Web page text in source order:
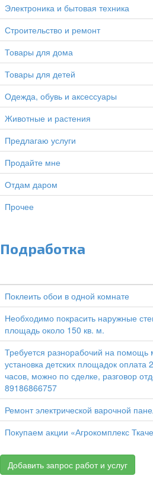
Электроника и бытовая техника
Строительство и ремонт
Товары для дома
Товары для детей
Одежда, обувь и аксессуары
Животные и растения
Предлагаю услуги
Продайте мне
Отдам даром
Прочее
Подработка
Поклеить обои в одной комнате
Необходимо покрасить наружные
площадь около 150 кв. м.
Требуется разнорабочий на помощь
установка детских площадок оплата
часов, можно по сделке, разговор
89186866757
Ремонт электрической варочной
Покупаем акции «Агрокомплекс
Добавить запрос работ и услуг